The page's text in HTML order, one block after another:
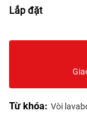
Lắp đặt
Từ khóa: Vòi